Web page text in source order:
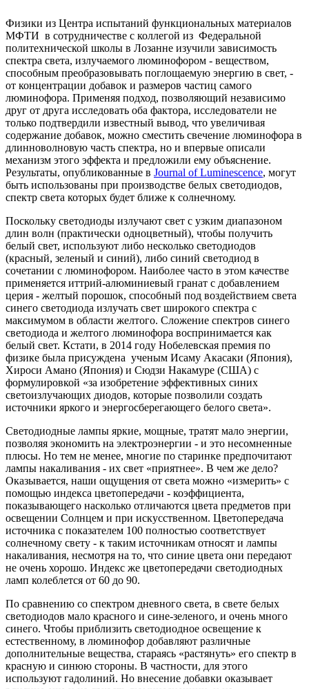
Физики из Центра испытаний функциональных материалов
МФТИ в сотрудничестве с коллегой из Федеральной
политехнической школы в Лозанне изучили зависимость
спектра света, излучаемого люминофором - веществом,
способным преобразовывать поглощаемую энергию в свет, -
от концентрации добавок и размеров частиц самого
люминофора. Применяя подход, позволяющий независимо
друг от друга исследовать оба фактора, исследователи не
только подтвердили известный вывод, что увеличивая
содержание добавок, можно сместить свечение люминофора в
длинноволновую часть спектра, но и впервые описали
механизм этого эффекта и предложили ему объяснение.
Результаты, опубликованные в Journal of Luminescence, могут
быть использованы при производстве белых светодиодов,
спектр света которых будет ближе к солнечному.
Поскольку светодиоды излучают свет с узким диапазоном
длин волн (практически одноцветный), чтобы получить
белый свет, используют либо несколько светодиодов
(красный, зеленый и синий), либо синий светодиод в
сочетании с люминофором. Наиболее часто в этом качестве
применяется иттрий-алюминиевый гранат с добавлением
церия - желтый порошок, способный под воздействием света
синего светодиода излучать свет широкого спектра с
максимумом в области желтого. Сложение спектров синего
светодиода и желтого люминофора воспринимается как
белый свет. Кстати, в 2014 году Нобелевская премия по
физике была присуждена ученым Исаму Акасаки (Япония),
Хироси Амано (Япония) и Сюдзи Накамуре (США) с
формулировкой «за изобретение эффективных синих
светоизлучающих диодов, которые позволили создать
источники яркого и энергосберегающего белого света».
Светодиодные лампы яркие, мощные, тратят мало энергии,
позволяя экономить на электроэнергии - и это несомненные
плюсы. Но тем не менее, многие по старинке предпочитают
лампы накаливания - их свет «приятнее». В чем же дело?
Оказывается, наши ощущения от света можно «измерить» с
помощью индекса цветопередачи - коэффициента,
показывающего насколько отличаются цвета предметов при
освещении Солнцем и при искусственном. Цветопередача
источника с показателем 100 полностью соответствует
солнечному свету - к таким источникам относят и лампы
накаливания, несмотря на то, что синие цвета они передают
не очень хорошо. Индекс же цветопередачи светодиодных
ламп колеблется от 60 до 90.
По сравнению со спектром дневного света, в свете белых
светодиодов мало красного и сине-зеленого, и очень много
синего. Чтобы приблизить светодиодное освещение к
естественному, в люминофор добавляют различные
дополнительные вещества, стараясь «растянуть» его спектр в
красную и синюю стороны. В частности, для этого
используют гадолиний. Но внесение добавки оказывает